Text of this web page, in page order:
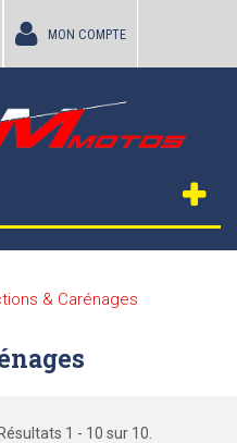
MON COMPTE
& Carénages
Résultats 1 - 10 sur 10.